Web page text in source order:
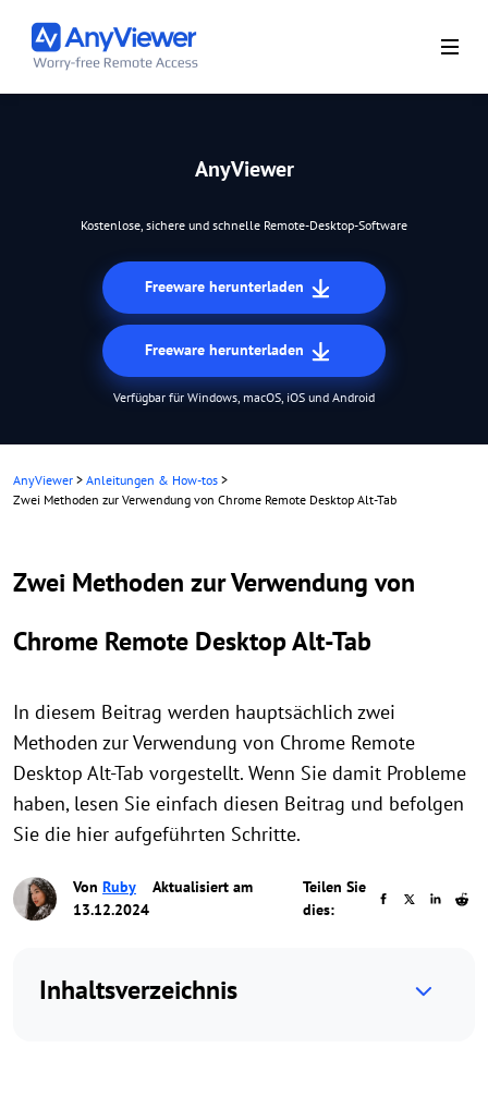
AnyViewer
Kostenlose, sichere und schnelle Remote-Desktop-Software
Freeware herunterladen
Freeware herunterladen
Verfügbar für Windows, macOS, iOS und Android
AnyViewer > Anleitungen & How-tos >
Zwei Methoden zur Verwendung von Chrome Remote Desktop Alt-Tab
Zwei Methoden zur Verwendung von
Chrome Remote Desktop Alt-Tab
In diesem Beitrag werden hauptsächlich zwei
Methoden zur Verwendung von Chrome Remote
Desktop Alt-Tab vorgestellt. Wenn Sie damit Probleme
haben, lesen Sie einfach diesen Beitrag und befolgen
Sie die hier aufgeführten Schritte.
Von Ruby
Aktualisiert am
13.12.2024
Teilen Sie
dies:
Inhaltsverzeichnis